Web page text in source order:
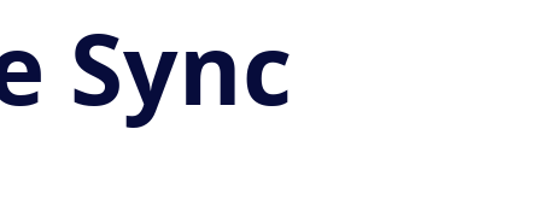
Sync